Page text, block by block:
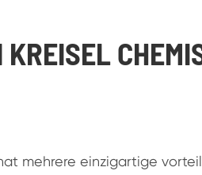
mehrere einzigartige